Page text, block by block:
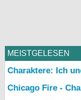
MEISTGELESEN
Charaktere: Ich
Chicago Fire -